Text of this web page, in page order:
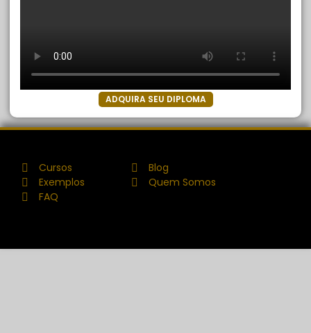
ADQUIRA SEU DIPLOMA
Cursos
Exemplos
FAQ
Blog
Quem Somos